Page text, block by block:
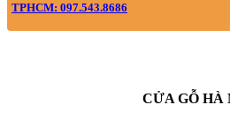
TPHCM: 097.543.8686
CỬA GỖ HÀ